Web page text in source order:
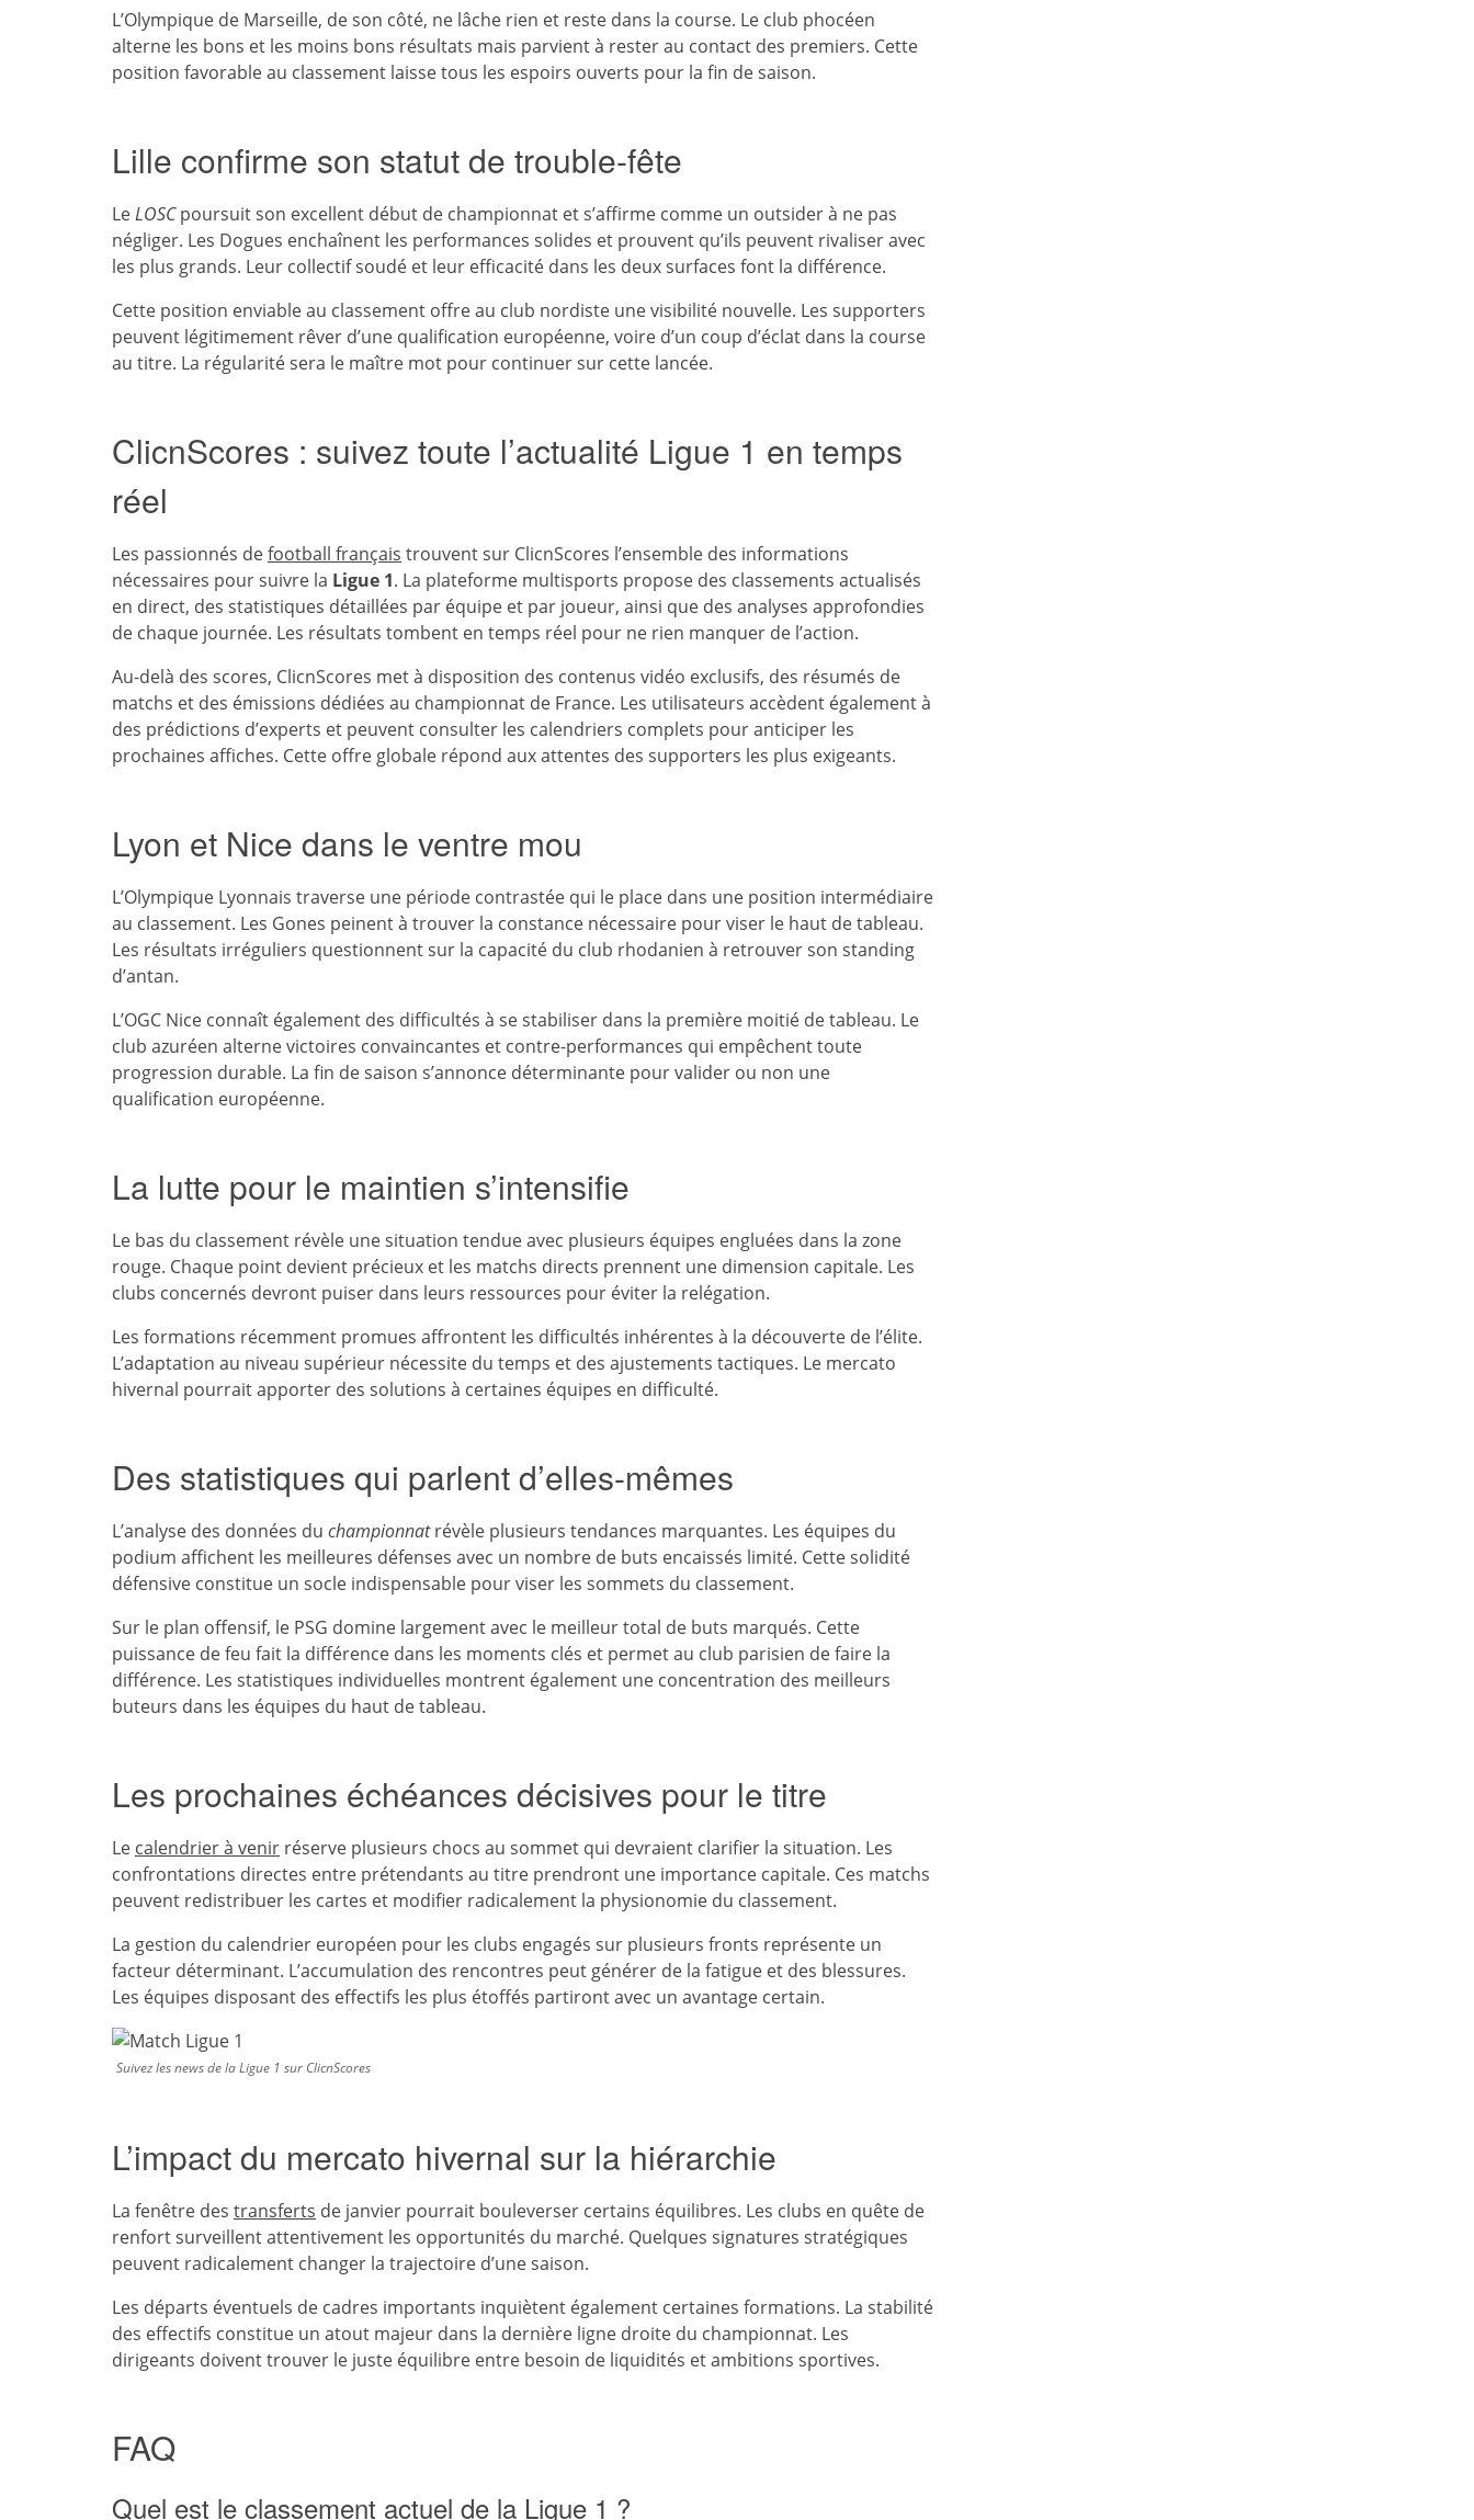
L’Olympique de Marseille, de son côté, ne lâche rien et reste dans la course. Le club phocéen
alterne les bons et les moins bons résultats mais parvient à rester au contact des premiers. Cette
position favorable au classement laisse tous les espoirs ouverts pour la fin de saison.
Lille confirme son statut de trouble-fête
LeLOSCpoursuit son excellent début de championnat et s’affirme comme un outsider à ne pas
négliger. Les Dogues enchaînent les performances solides et prouvent qu’ils peuvent rivaliser avec
les plus grands. Leur collectif soudé et leur efficacité dans les deux surfaces font la différence.
Cette position enviable au classement offre au club nordiste une visibilité nouvelle. Les supporters
peuvent légitimement rêver d’une qualification européenne, voire d’un coup d’éclat dans la course
au titre. La régularité sera le maître mot pour continuer sur cette lancée.
ClicnScores : suivez toute l’actualité Ligue 1 en temps
réel
Les passionnés defootball français trouvent sur ClicnScores l’ensemble des informations
nécessaires pour suivre la Ligue 1. La plateforme multisports propose des classements actualisés
en direct, des statistiques détaillées par équipe et par joueur, ainsi que des analyses approfondies
de chaque journée. Les résultats tombent en temps réel pour ne rien manquer de l’action.
Au-delà des scores, ClicnScores met à disposition des contenus vidéo exclusifs, des résumés de
matchs et des émissions dédiées au championnat de France. Les utilisateurs accèdent également à
des prédictions d’experts et peuvent consulter les calendriers complets pour anticiper les
prochaines affiches. Cette offre globale répond aux attentes des supporters les plus exigeants.
Lyon et Nice dans le ventre mou
L’Olympique Lyonnais traverse une période contrastée qui le place dans une position intermédiaire
au classement. Les Gones peinent à trouver la constance nécessaire pour viser le haut de tableau.
Les résultats irréguliers questionnent sur la capacité du club rhodanien à retrouver son standing
d’antan.
L’OGC Nice connaît également des difficultés à se stabiliser dans la première moitié de tableau. Le
club azuréen alterne victoires convaincantes et contre-performances qui empêchent toute
progression durable. La fin de saison s’annonce déterminante pour valider ou non une
qualification européenne.
La lutte pour le maintien s’intensifie
Le bas du classement révèle une situation tendue avec plusieurs équipes engluées dans la zone
rouge. Chaque point devient précieux et les matchs directs prennent une dimension capitale. Les
clubs concernés devront puiser dans leurs ressources pour éviter la relégation.
Les formations récemment promues affrontent les difficultés inhérentes à la découverte de l’élite.
L’adaptation au niveau supérieur nécessite du temps et des ajustements tactiques. Le mercato
hivernal pourrait apporter des solutions à certaines équipes en difficulté.
Des statistiques qui parlent d’elles-mêmes
L’analyse des données du championnatrévèle plusieurs tendances marquantes. Les équipes du
podium affichent les meilleures défenses avec un nombre de buts encaissés limité. Cette solidité
défensive constitue un socle indispensable pour viser les sommets du classement.
Sur le plan offensif, le PSG domine largement avec le meilleur total de buts marqués. Cette
puissance de feu fait la différence dans les moments clés et permet au club parisien de faire la
différence. Les statistiques individuelles montrent également une concentration des meilleurs
buteurs dans les équipes du haut de tableau.
Les prochaines échéances décisives pour le titre
Le calendrier à venir réserve plusieurs chocs au sommet qui devraient clarifier la situation. Les
confrontations directes entre prétendants au titre prendront une importance capitale. Ces matchs
peuvent redistribuer les cartes et modifier radicalement la physionomie du classement.
La gestion du calendrier européen pour les clubs engagés sur plusieurs fronts représente un
facteur déterminant. L’accumulation des rencontres peut générer de la fatigue et des blessures.
Les équipes disposant des effectifs les plus étoffés partiront avec un avantage certain.
Suivez les news de la Ligue 1 sur ClicnScores
L’impact du mercato hivernal sur la hiérarchie
La fenêtre des transferts de janvier pourrait bouleverser certains équilibres. Les clubs en quête de
renfort surveillent attentivement les opportunités du marché. Quelques signatures stratégiques
peuvent radicalement changer la trajectoire d’une saison.
Les départs éventuels de cadres importants inquiètent également certaines formations. La stabilité
des effectifs constitue un atout majeur dans la dernière ligne droite du championnat. Les
dirigeants doivent trouver le juste équilibre entre besoin de liquidités et ambitions sportives.
FAQ
Quel est le classement actuel de la Ligue 1 ?